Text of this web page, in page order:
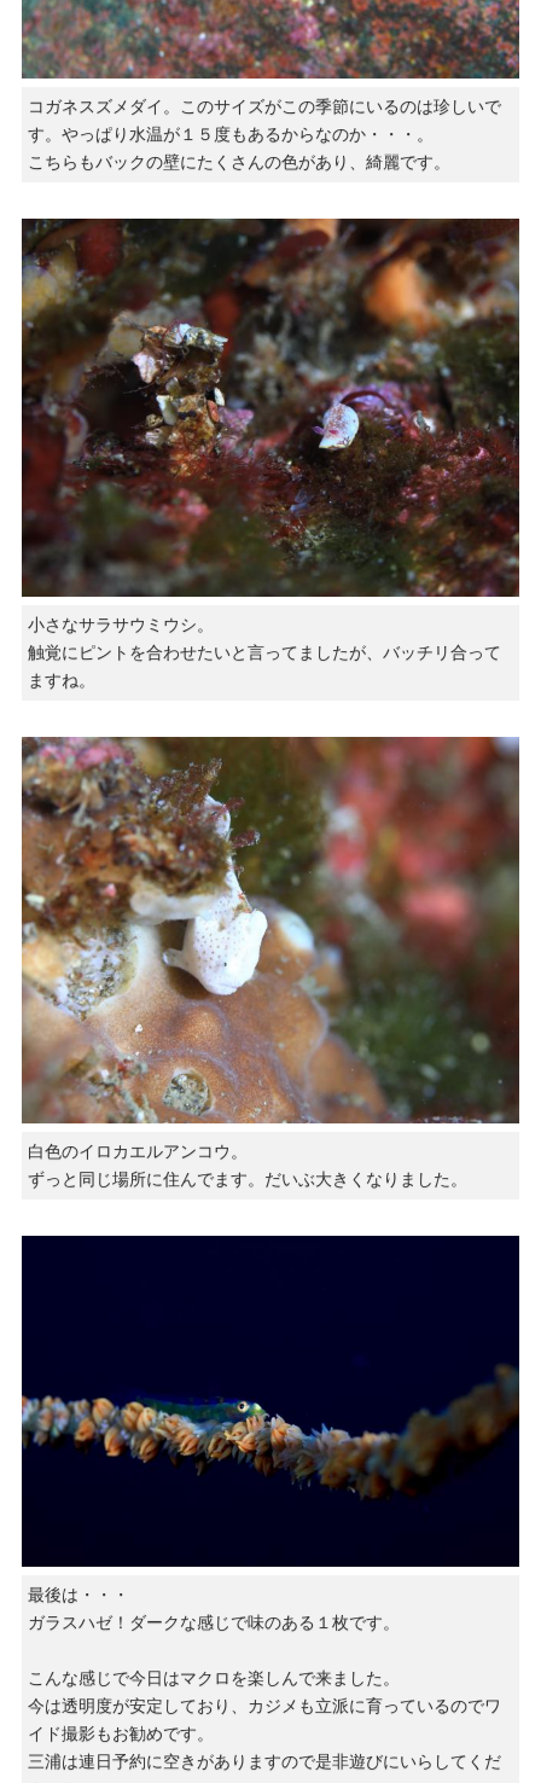
コガネスズメダイ。このサイズがこの季節にいるのは珍しいで
す。やっぱり水温が１５度もあるからなのか・・・。
こちらもバックの壁にたくさんの色があり、綺麗です。
小さなサラサウミウシ。
触覚にピントを合わせたいと言ってましたが、バッチリ合って
ますね。
白色のイロカエルアンコウ。
ずっと同じ場所に住んでます。だいぶ大きくなりました。
最後は・・・
ガラスハゼ！ダークな感じで味のある１枚です。
こんな感じで今日はマクロを楽しんで来ました。
今は透明度が安定しており、カジメも立派に育っているのでワ
イド撮影もお勧めです。
三浦は連日予約に空きがありますので是非遊びにいらしてくだ